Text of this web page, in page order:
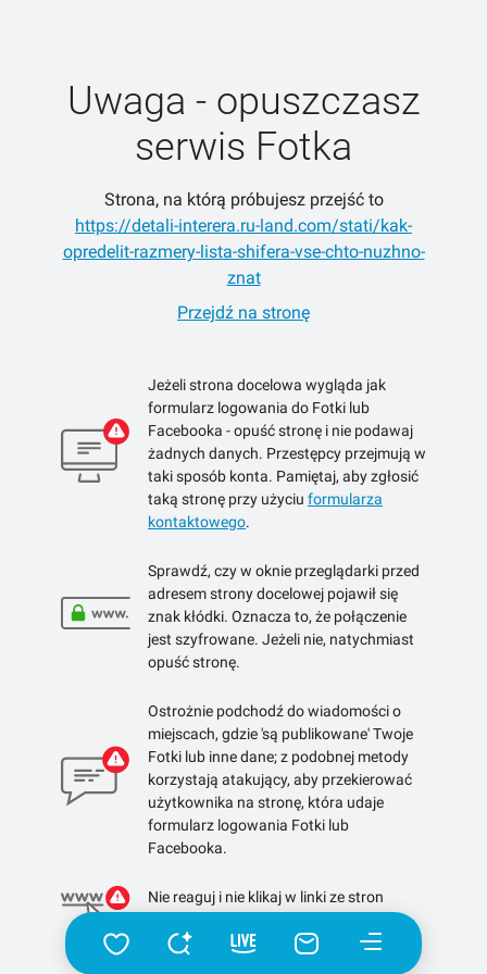
Uwaga - opuszczasz
serwis Fotka
Strona, na którą próbujesz przejść to
https://detali-interera.ru-land.com/stati/kak-
opredelit-razmery-lista-shifera-vse-chto-nuzhno-
znat
Przejdź na stronę
Jeżeli strona docelowa wygląda jak
formularz logowania do Fotki lub
Facebooka - opuść stronę i nie podawaj
żadnych danych. Przestępcy przejmują w
taki sposób konta. Pamiętaj, aby zgłosić
taką stronę przy użyciu formularza
kontaktowego.
Sprawdź, czy w oknie przeglądarki przed
adresem strony docelowej pojawił się
znak kłódki. Oznacza to, że połączenie
jest szyfrowane. Jeżeli nie, natychmiast
opuść stronę.
Ostrożnie podchodź do wiadomości o
miejscach, gdzie 'są publikowane' Twoje
Fotki lub inne dane; z podobnej metody
korzystają atakujący, aby przekierować
użytkownika na stronę, która udaje
formularz logowania Fotki lub
Facebooka.
Nie reaguj i nie klikaj w linki ze stron